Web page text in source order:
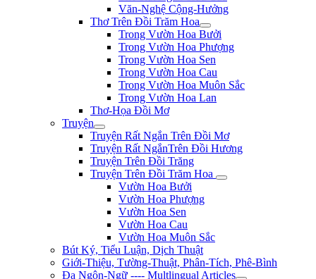
Văn-Nghệ Cộng-Hưởng
Thơ Trên Đồi Trăm Hoa
Trong Vườn Hoa Bưởi
Trong Vườn Hoa Phượng
Trong Vườn Hoa Sen
Trong Vườn Hoa Cau
Trong Vườn Hoa Muôn Sắc
Trong Vườn Hoa Lan
Thơ-Họa Đồi Mơ
Truyện
Truyện Rất Ngắn Trên Đồi Mơ
Truyện Rất NgắnTrên Đồi Hương
Truyện Trên Đồi Trăng
Truyện Trên Đồi Trăm Hoa
Vườn Hoa Bưởi
Vườn Hoa Phượng
Vườn Hoa Sen
Vườn Hoa Cau
Vườn Hoa Muôn Sắc
Bút Ký, Tiểu Luận, Dịch Thuật
Giới-Thiệu, Tường-Thuật, Phân-Tích, Phê-Bình
Đa Ngôn-Ngữ ---- Multlingual Articles